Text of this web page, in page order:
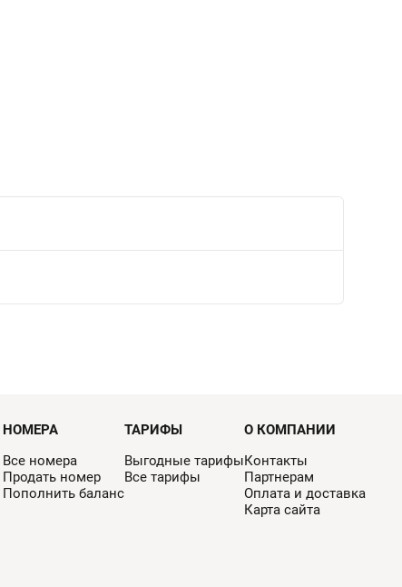
НОМЕРА
Все номера
Продать номер
Пополнить баланс
ТАРИФЫ
Выгодные тарифы
Все тарифы
О КОМПАНИИ
Контакты
Партнерам
Оплата и доставка
Карта сайта